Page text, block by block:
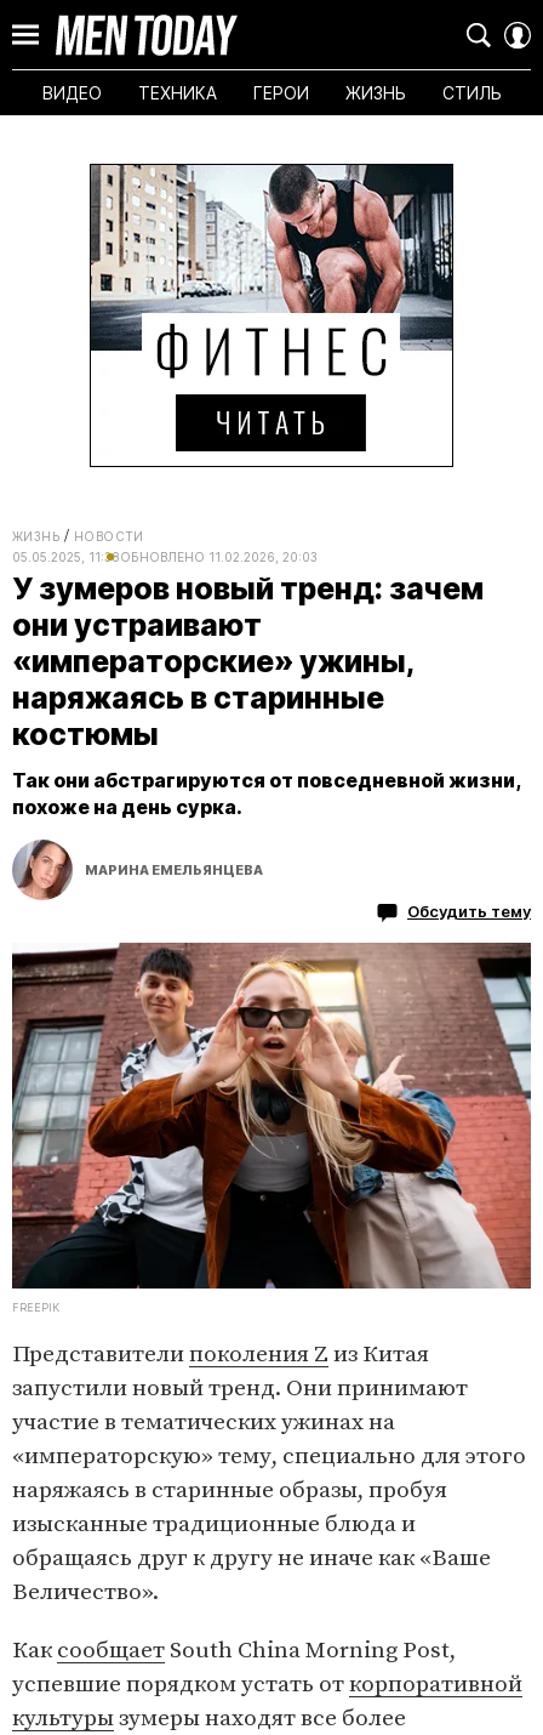
ВИДЕО ТЕХНИКА ГЕРОИ ЖИЗНЬ СТИЛЬ
ЖИЗНЬ
НОВОСТИ
05.05.2025, 11:38ОБНОВЛЕНО 11.02.2026, 20:03
У зумеров новый тренд: зачем
они устраивают
«императорские» ужины,
наряжаясь в старинные
костюмы
Так они абстрагируются от повседневной жизни,
похоже на день сурка.
МАРИНА ЕМЕЛЬЯНЦЕВА
Обсудить тему
FREEPIK
Представителипоколения Z из Китая
запустили новый тренд. Они принимают
участие в тематических ужинах на
«императорскую» тему, специально для этого
наряжаясь в старинные образы, пробуя
изысканные традиционные блюда и
обращаясь друг к другу не иначе как «Ваше
Величество».
Каксообщает South China Morning Post,
успевшие порядком устать откорпоративной
культурызумеры находят все более